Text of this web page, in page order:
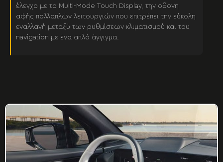
έλεγχο με το Multi-Mode Touch Display, την οθόνη
αφής πολλαπλών λειτουργιών που επιτρέπει την εύκολη
εναλλαγή μεταξύ των ρυθμίσεων κλιματισμού και του
navigation με ένα απλό άγγιγμα.